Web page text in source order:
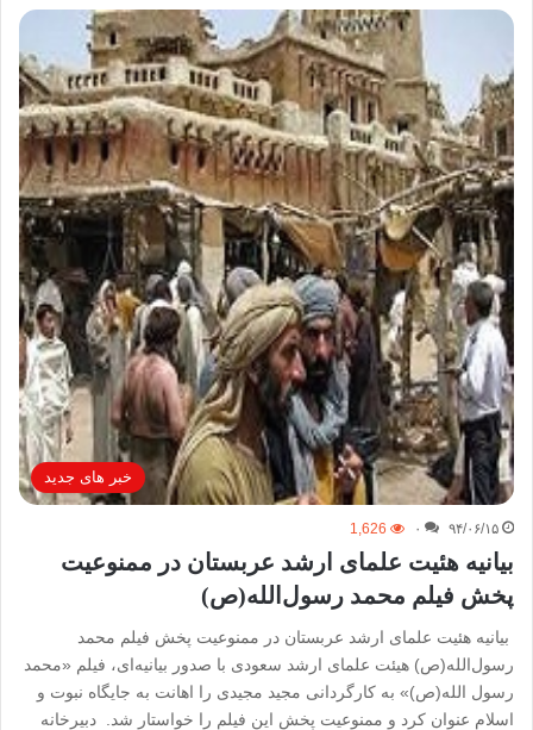
خبر های جدید
۹۴/۰۶/۱۵ ۰ 1,626
بیانیه هئیت علمای ارشد عربستان در ممنوعیت
پخش فیلم محمد رسول‌الله(ص)
بیانیه هئیت علمای ارشد عربستان در ممنوعیت پخش فیلم محمد
رسول‌الله(ص) هیئت علمای ارشد سعودی با صدور بیانیه‌ای، فیلم «محمد
رسول الله(ص)» به کارگردانی مجید مجیدی را اهانت به جایگاه نبوت و
اسلام عنوان کرد و ممنوعیت پخش این فیلم را خواستار شد. دبیرخانه